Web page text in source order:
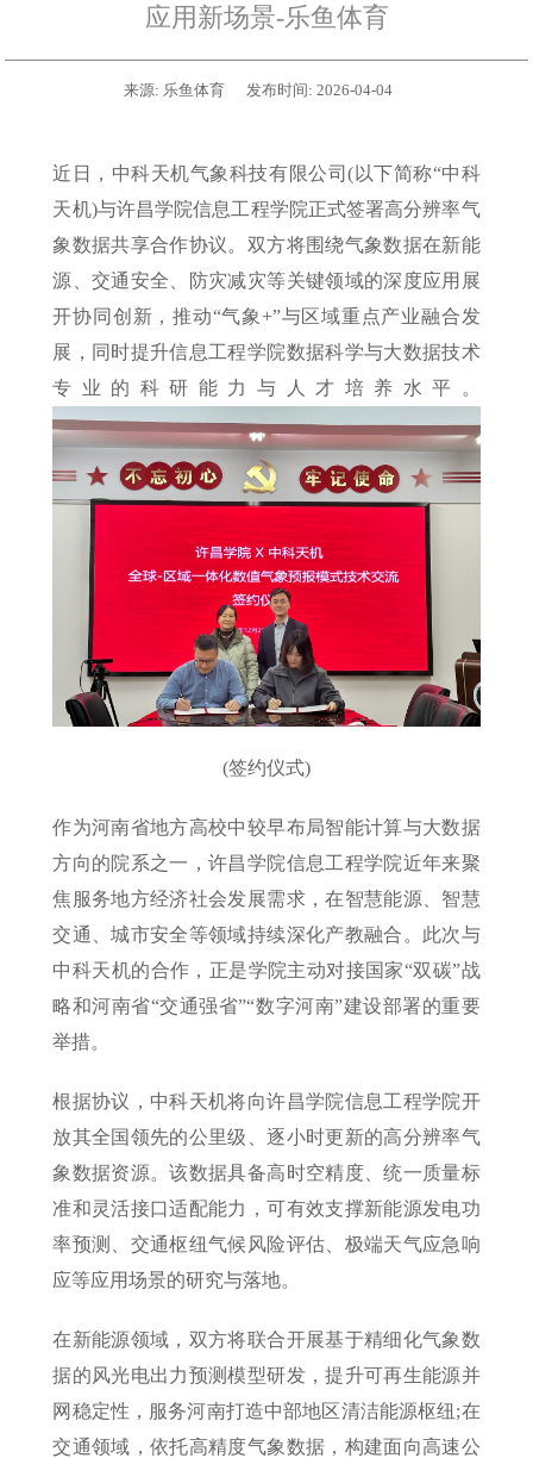
应用新场景-乐鱼体育
来源: 乐鱼体育 发布时间: 2026-04-04
近日，中科天机气象科技有限公司(以下简称“中科
天机)与许昌学院信息工程学院正式签署高分辨率气
象数据共享合作协议。双方将围绕气象数据在新能
源、交通安全、防灾减灾等关键领域的深度应用展
开协同创新，推动“气象+”与区域重点产业融合发
展，同时提升信息工程学院数据科学与大数据技术
专业的科研能力与人才培养水平。
(签约仪式)
作为河南省地方高校中较早布局智能计算与大数据
方向的院系之一，许昌学院信息工程学院近年来聚
焦服务地方经济社会发展需求，在智慧能源、智慧
交通、城市安全等领域持续深化产教融合。此次与
中科天机的合作，正是学院主动对接国家“双碳”战
略和河南省“交通强省”“数字河南”建设部署的重要
举措。
根据协议，中科天机将向许昌学院信息工程学院开
放其全国领先的公里级、逐小时更新的高分辨率气
象数据资源。该数据具备高时空精度、统一质量标
准和灵活接口适配能力，可有效支撑新能源发电功
率预测、交通枢纽气候风险评估、极端天气应急响
应等应用场景的研究与落地。
在新能源领域，双方将联合开展基于精细化气象数
据的风光电出力预测模型研发，提升可再生能源并
网稳定性，服务河南打造中部地区清洁能源枢纽;在
交通领域，依托高精度气象数据，构建面向高速公